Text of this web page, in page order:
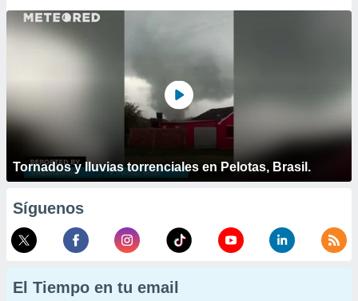
Tornados y lluvias torrenciales en Pelotas, Brasil.
Síguenos
El Tiempo en tu email